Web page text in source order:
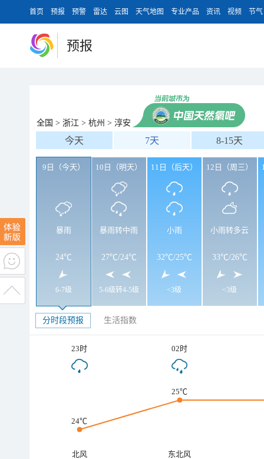
首页 预报 预警 雷达 云图 天气地图 专业产品 资讯 视频 节气
预报
全国 > 浙江 > 杭州 > 淳安
今天 7天 8-15天
9日（今天）
暴雨
24℃
6-7级
10日（明天）
暴雨转中雨
27℃/24℃
5-6级转4-5级
11日（后天）
小雨
32℃/25℃
<3级
12日（周三）
小雨转多云
33℃/26℃
<3级
分时段预报 生活指数
23时 02时
24℃
25℃
北风
东北风